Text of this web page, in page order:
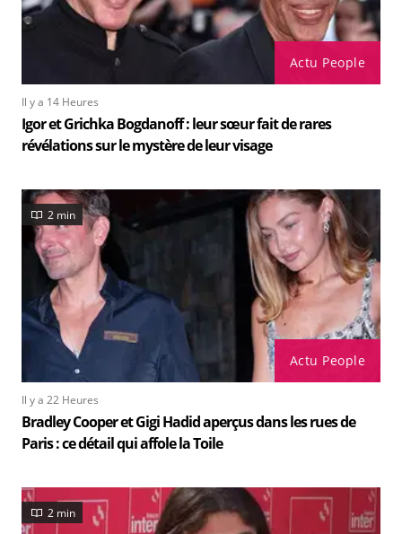
Actu People
Il y a 14 Heures
Igor et Grichka Bogdanoff : leur sœur fait de rares
révélations sur le mystère de leur visage
Actu People
2 min
Il y a 22 Heures
Bradley Cooper et Gigi Hadid aperçus dans les rues de
Paris : ce détail qui affole la Toile
2 min